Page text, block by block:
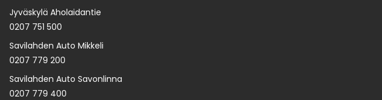
Jyväskylä Aholaidantie
0207 751 500
Savilahden Auto Mikkeli
0207 779 200
Savilahden Auto Savonlinna
0207 779 400